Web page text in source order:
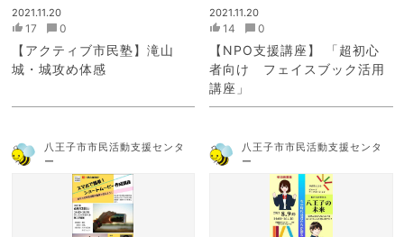
2021.11.20
17 0
【アクティブ市民塾】滝山
城・城攻め体感
2021.11.20
14 0
【NPO支援講座】 「超初心
者向け フェイスブック活用
講座」
八王子市市民活動支援センタ
ー
八王子市市民活動支援センタ
ー